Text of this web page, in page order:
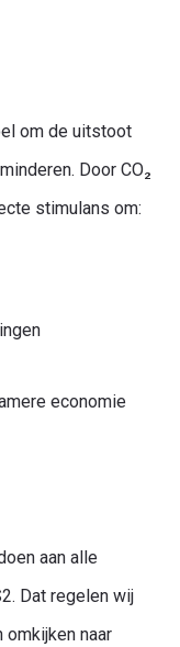
om de uitstoot
Door CO₂
stimulans om:
economie
aan alle
Dat regelen wij
omkijken naar